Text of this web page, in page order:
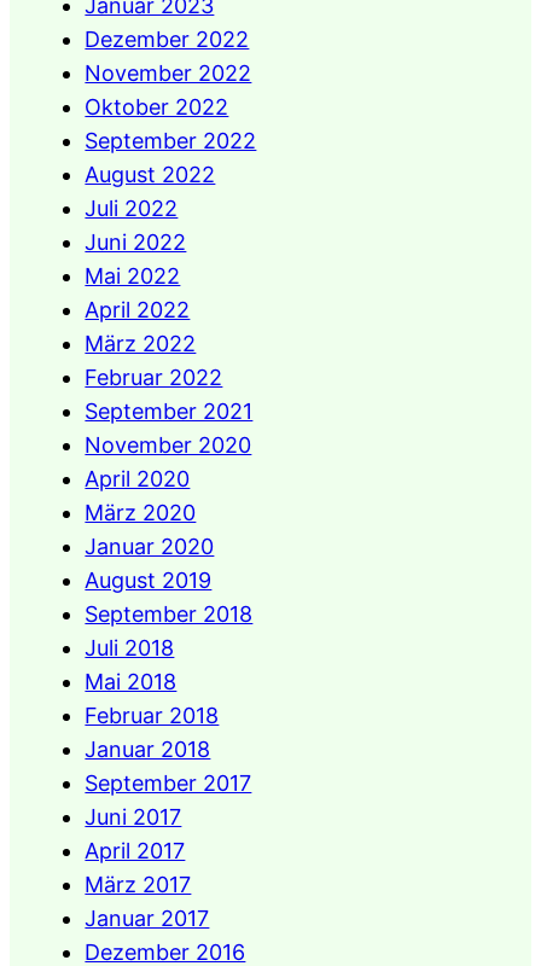
Januar 2023
Dezember 2022
November 2022
Oktober 2022
September 2022
August 2022
Juli 2022
Juni 2022
Mai 2022
April 2022
März 2022
Februar 2022
September 2021
November 2020
April 2020
März 2020
Januar 2020
August 2019
September 2018
Juli 2018
Mai 2018
Februar 2018
Januar 2018
September 2017
Juni 2017
April 2017
März 2017
Januar 2017
Dezember 2016